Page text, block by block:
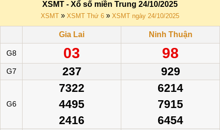
XSMT - Xổ số miền Trung 24/10/2025
XSMT » XSMT Thứ 6 » XSMT ngày 24/10/2025
Gia Lai Ninh Thuận
G8 03 98
G7 237 929
G6
7322
4495
2416
6214
7915
6454